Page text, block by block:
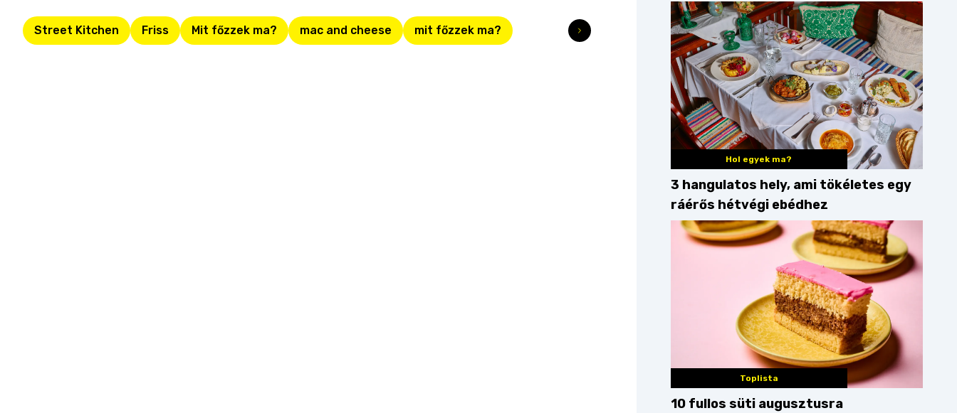
Street Kitchen Friss Mit főzzek ma? mac and cheese mit főzzek ma?
Hol egyek ma?
3 hangulatos hely, ami tökéletes egy
ráérős hétvégi ebédhez
Toplista
10 fullos süti augusztusra